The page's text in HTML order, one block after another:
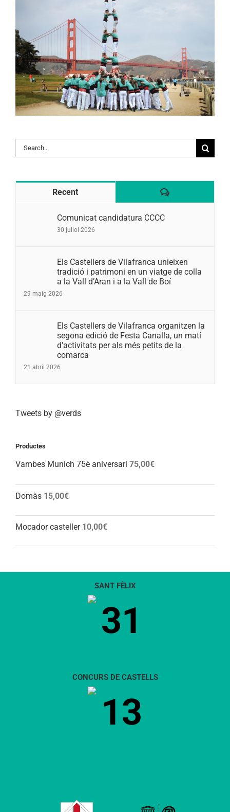
Search
for:
Recent Comentaris
Comunicat candidatura CCCC
30 juliol 2026
Els Castellers de Vilafranca unieixen
tradició i patrimoni en un viatge de colla
a la Vall d’Aran i a la Vall de Boí
29 maig 2026
Els Castellers de Vilafranca organitzen la
segona edició de Festa Canalla, un matí
d’activitats per als més petits de la
comarca
21 abril 2026
Tweets by @verds
Productes
Vambes Munich 75è aniversari 75,00€
Domàs 15,00€
Mocador casteller 10,00€
SANT FÈLIX
31
CONCURS DE CASTELLS
13